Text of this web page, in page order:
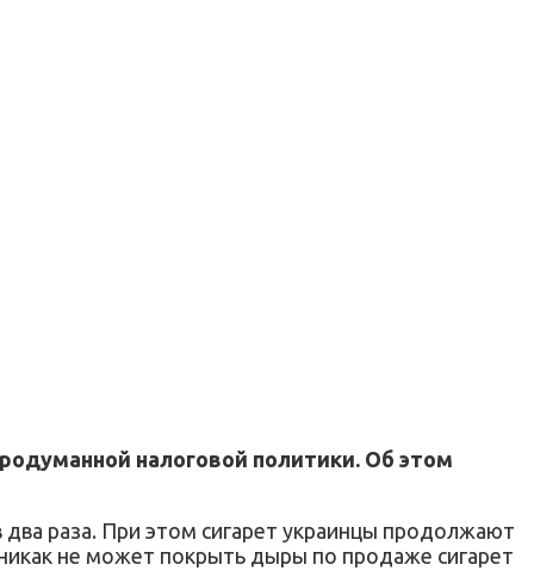
налоговой политики. Об этом
раза. При этом сигарет украинцы продолжают
не может покрыть дыры по продаже сигарет